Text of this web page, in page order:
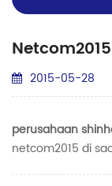
2015-05-28
perusahaan
netcom2015 di